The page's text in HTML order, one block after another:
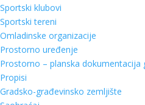
Sportski klubovi
Sportski tereni
Omladinske organizacije
Prostorno uređenje
Prostorno – planska dokumentacija
Propisi
Gradsko-građevinsko zemljište